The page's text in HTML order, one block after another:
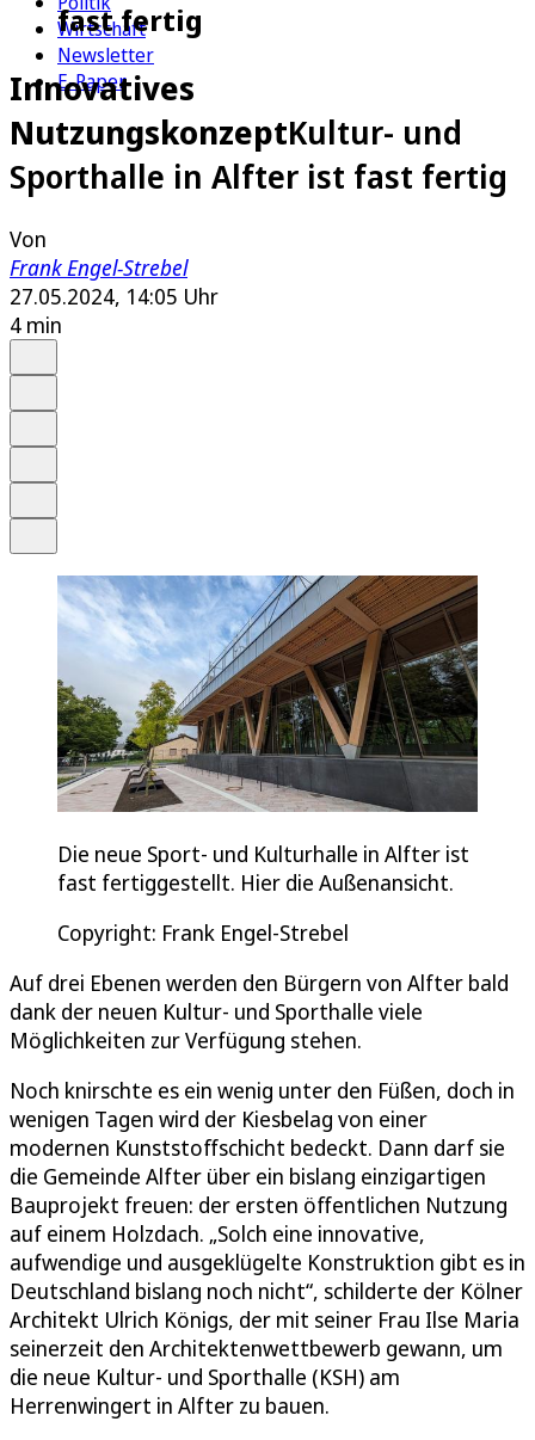
Wirtschaft
Newsletter
E-Paper
fast fertig
Innovatives
NutzungskonzeptKultur- und
Sporthalle in Alfter ist fast fertig
Von
Frank Engel-Strebel
27.05.2024, 14:05 Uhr
4 min
Die neue Sport- und Kulturhalle in Alfter ist
fast fertiggestellt. Hier die Außenansicht.
Copyright: Frank Engel-Strebel
Auf drei Ebenen werden den Bürgern von Alfter bald
dank der neuen Kultur- und Sporthalle viele
Möglichkeiten zur Verfügung stehen.
Noch knirschte es ein wenig unter den Füßen, doch in
wenigen Tagen wird der Kiesbelag von einer
modernen Kunststoffschicht bedeckt. Dann darf sie
die Gemeinde Alfter über ein bislang einzigartigen
Bauprojekt freuen: der ersten öffentlichen Nutzung
auf einem Holzdach. „Solch eine innovative,
aufwendige und ausgeklügelte Konstruktion gibt es in
Deutschland bislang noch nicht“, schilderte der Kölner
Architekt Ulrich Königs, der mit seiner Frau Ilse Maria
seinerzeit den Architektenwettbewerb gewann, um
die neue Kultur- und Sporthalle (KSH) am
Herrenwingert in Alfter zu bauen.